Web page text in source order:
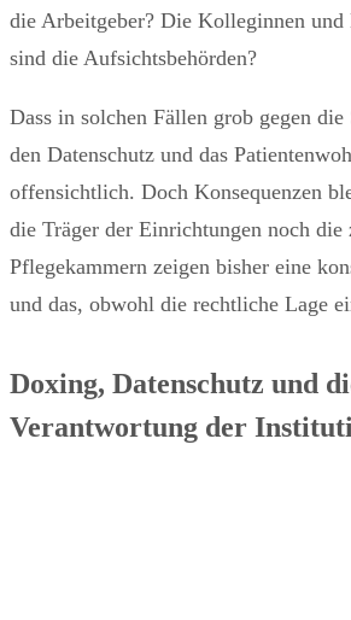
die Arbeitgeber? Die Kolleginnen
sind die Aufsichtsbehörden?
Dass in solchen Fällen grob gegen
den Datenschutz und das
offensichtlich. Doch Konsequenzen
die Träger der Einrichtungen noch die
Pflegekammern zeigen bisher eine
und das, obwohl die rechtliche Lage
Doxing, Datenschutz und
Verantwortung der